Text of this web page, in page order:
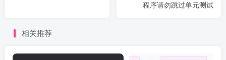
程序请勿跳过单元测试
相关推荐